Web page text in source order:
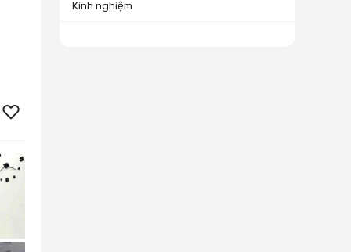
Kinh nghiệm